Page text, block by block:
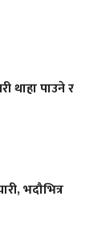
थाहा पाउने र
भदौभित्र